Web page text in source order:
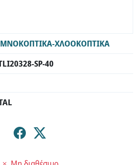
ΧΛΟΟΚΟΠΤΙΚΑ
SP-40